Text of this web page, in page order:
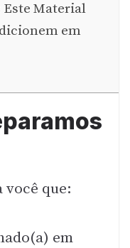
Este Material
em
você que:
em